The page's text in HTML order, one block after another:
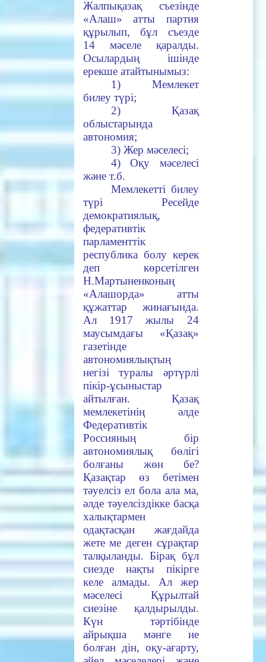
Жалпықазақ съезінде
«Алаш» атты партия
құрылып, бұл съезде
14 мәселе қаралды.
Осылардың ішінде
ерекше атайтынымыз:
1) Мемлекет
билеу түрі;
2) Қазақ
облыстарында
автономия;
3) Жер мәселесі;
4) Оқу мәселесі
және т.б.
Мемлекетті билеу
түрі Ресейде
демократиялық,
федеративтік
парламенттік
республика болу керек
деп көрсетілген
Н.Мартыненконың
«Алашорда» атты
құжаттар жинағында.
Ал 1917 жылы 24
маусымдағы «Қазақ»
газетінде
автономиялықтың
негізі туралы әртүрлі
пікір-ұсыныстар
айтылған. Қазақ
мемлекетінің әлде
Федеративтік
Россияның бір
автономиялық бөлігі
болғаны жөн бе?
Қазақтар өз бетімен
тәуелсіз ел бола ала ма,
әлде тәуелсіздікке басқа
халықтармен
одақтасқан жағдайда
жете ме деген сұрақтар
талқыланды. Бірақ бұл
сиезде нақты пікірге
келе алмады. Ал жер
мәселесі Құрылтай
сиезіне қалдырылды.
Күн тәртібінде
айрықша мәнге ие
болған дін, оқу-ағарту,